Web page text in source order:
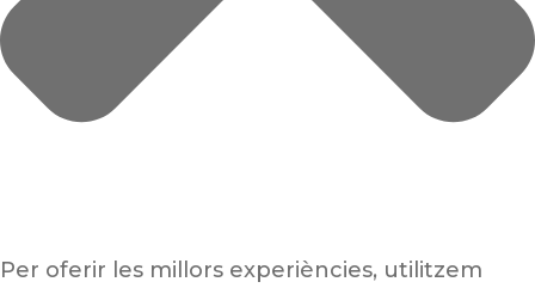
Per oferir les millors experiències, utilitzem